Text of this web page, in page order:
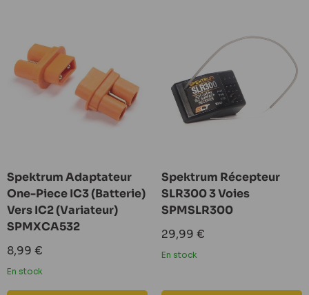
Spektrum Adaptateur
One-Piece IC3 (Batterie)
Vers IC2 (Variateur)
SPMXCA532
Prix
réduit
8,99 €
En stock
Spektrum Récepteur
SLR300 3 Voies
SPMSLR300
Prix
réduit
29,99 €
En stock